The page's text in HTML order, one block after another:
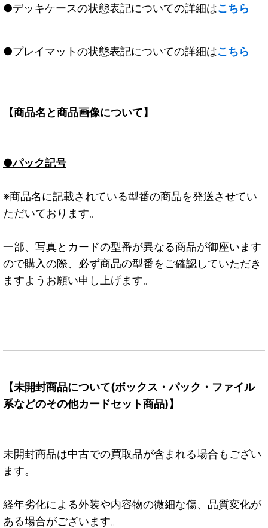
●デッキケースの状態表記についての詳細はこちら
●プレイマットの状態表記についての詳細はこちら
【商品名と商品画像について】
●パック記号
※商品名に記載されている型番の商品を発送させてい
ただいております。
一部、写真とカードの型番が異なる商品が御座います
ので購入の際、必ず商品の型番をご確認していただき
ますようお願い申し上げます。
【未開封商品について(ボックス・パック・ファイル
系などのその他カードセット商品)】
未開封商品は中古での買取品が含まれる場合もござい
ます。
経年劣化による外装や内容物の微細な傷、品質変化が
ある場合がございます。